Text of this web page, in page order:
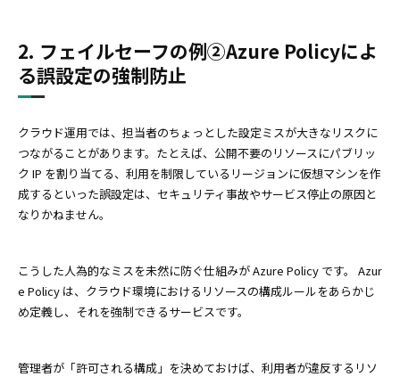
2. フェイルセーフの例②Azure Policyによ
る誤設定の強制防止
クラウド運用では、担当者のちょっとした設定ミスが大きなリスクに
つながることがあります。たとえば、公開不要のリソースにパブリッ
ク IP を割り当てる、利用を制限しているリージョンに仮想マシンを作
成するといった誤設定は、セキュリティ事故やサービス停止の原因と
なりかねません。
こうした人為的なミスを未然に防ぐ仕組みが Azure Policy です。 Azur
e Policy は、クラウド環境におけるリソースの構成ルールをあらかじ
め定義し、それを強制できるサービスです。
管理者が「許可される構成」を決めておけば、利用者が違反するリソ